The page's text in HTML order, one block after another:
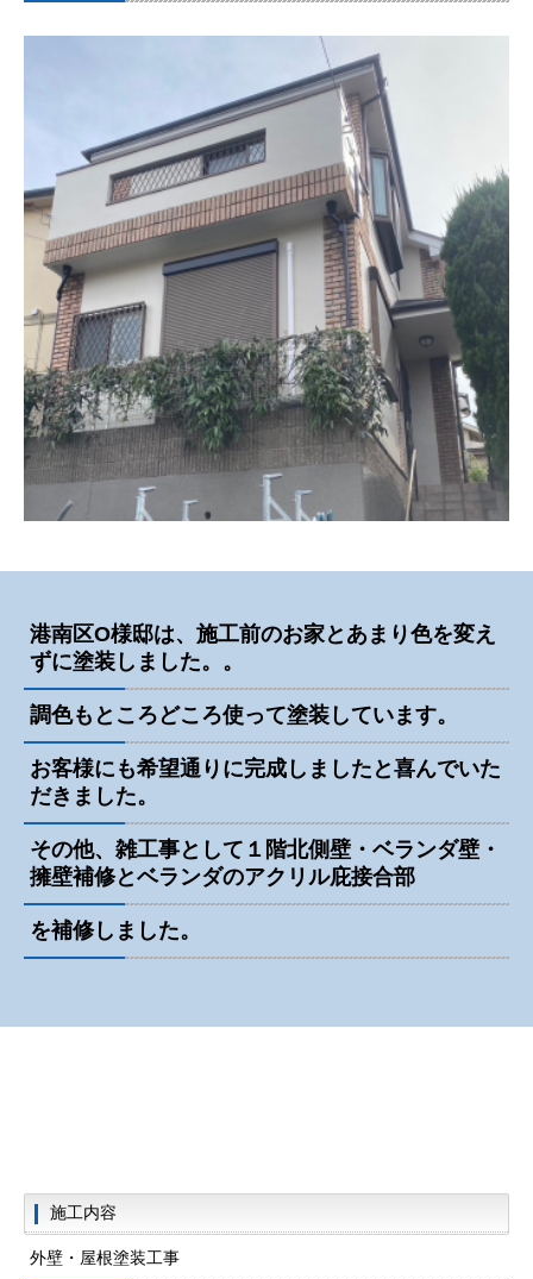
港南区O様邸は、施工前のお家とあまり色を変え
ずに塗装しました。。
調色もところどころ使って塗装しています。
お客様にも希望通りに完成しましたと喜んでいた
だきました。
その他、雑工事として１階北側壁・ベランダ壁・
擁壁補修とベランダのアクリル庇接合部
を補修しました。
施工内容
外壁・屋根塗装工事